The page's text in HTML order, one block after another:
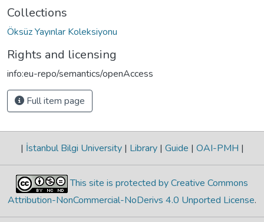
Collections
Öksüz Yayınlar Koleksiyonu
Rights and licensing
info:eu-repo/semantics/openAccess
Full item page
| İstanbul Bilgi University | Library | Guide | OAI-PMH |
This site is protected by Creative Commons
Attribution-NonCommercial-NoDerivs 4.0 Unported License.